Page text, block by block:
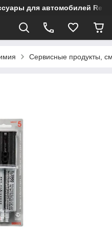
для автомобилей
Сервисные продукты,